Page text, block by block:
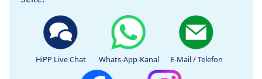
HiPP Live Chat Whats-App-Kanal E-Mail / Telefon